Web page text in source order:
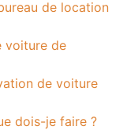
de location
voiture de
de voiture
dois-je faire ?